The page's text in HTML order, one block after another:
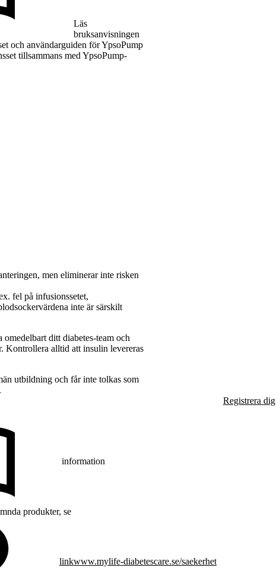
Läs
bruksanvisningen
och användarguiden för YpsoPump
tillsammans med YpsoPump-
men eliminerar inte risken
fel på infusionssetet,
inte är särskilt
ditt diabetes-team och
Kontrollera alltid att insulin levereras
utbildning och får inte tolkas som
Registrera dig
information
produkter, se
linkwww.mylife-diabetescare.se/saekerhet